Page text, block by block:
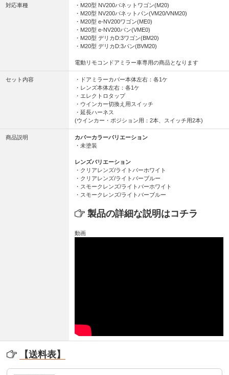
対応車種
・M20型 NV200バネットワゴン(M20)
・M20型 NV200バネットバン(VM20/VNM20)
・M20型 e-NV200ワゴン(ME0)
・M20型 e-NV200バン(VME0)
・M20型 デリカD:3ワゴン(BM20)
・M20型 デリカD:3バン(BVM20)
電動リモコンドアミラー車専用の商品となります
セット内容
・ドアミラーカバー本体左右：各1ケ
・レンズ本体左右：各1ケ
・エレクトロタップ
・ウインカー切換え用スイッチ
・延長ハーネス
(ウインカー・ポジション用：2本、スイッチ用2本)
商品説明
カバーカラーバリエーション
・未塗装
レンズバリエーション
・クリアレンズ/ライトバーホワイト
・クリアレンズ/ライトバーブルー
・スモークレンズ/ライトバーホワイト
・スモークレンズ/ライトバーブルー
製品の詳細な説明はコチラ
動画
【送料表】